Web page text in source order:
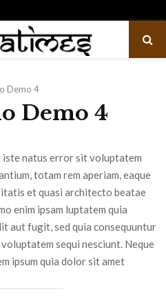
Demo 4
Demo 4
iste natus error sit voluptatem
totam rem aperiam, eaque
et quasi architecto beatae
enim ipsam luptatem quia
aut fugit, sed quia consequuntur
sequi nesciunt. Neque
ipsum quia dolor sit amet